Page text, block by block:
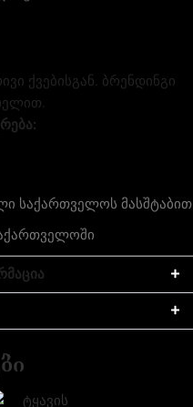
ქვებისგან. ბრენდინგი
საქართველოს მასშტაბით